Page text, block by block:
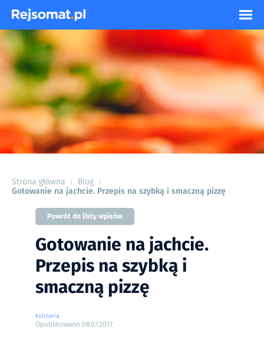
Strona główna / Blog /
Gotowanie na jachcie. Przepis na szybką i smaczną pizzę
Powrót do listy wpisów
Gotowanie na jachcie.
Przepis na szybką i
smaczną pizzę
Kulinaria
Opublikowano 08.07.2017